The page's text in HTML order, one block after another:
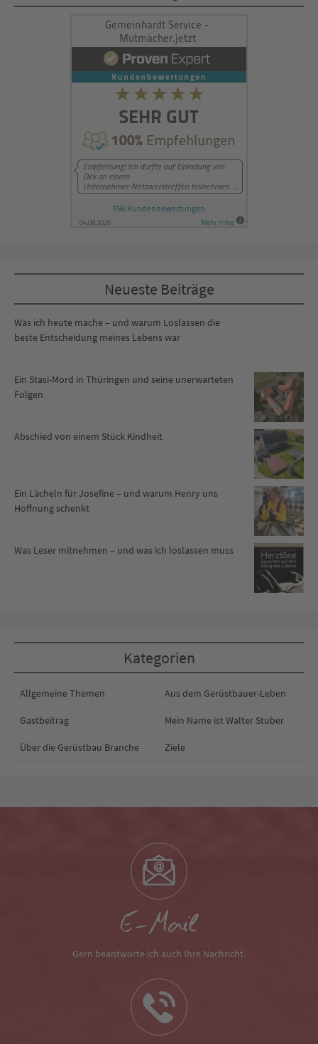
Management Platform&eRecht24
Neueste Beiträge
Was ich heute mache – und warum Loslassen die
beste Entscheidung meines Lebens war
Ein Stasi-Mord in Thüringen und seine unerwarteten
Folgen
Abschied von einem Stück Kindheit
Ein Lächeln für Josefine – und warum Henry uns
Hoffnung schenkt
Was Leser mitnehmen – und was ich loslassen muss
Kategorien
Allgemeine Themen Aus dem Gerüstbauer-Leben
Gastbeitrag Mein Name ist Walter Stuber
Über die Gerüstbau Branche Ziele
E-Mail
Gern beantworte ich auch Ihre Nachricht.